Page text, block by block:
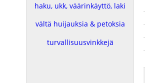
haku, ukk, väärinkäyttö, laki
vältä huijauksia & petoksia
turvallisuusvinkkejä